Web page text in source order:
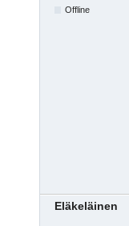
Offline
Eläkeläinen